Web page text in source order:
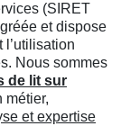
(SIRET
et dispose
Nous sommes
de lit sur
métier,
et expertise